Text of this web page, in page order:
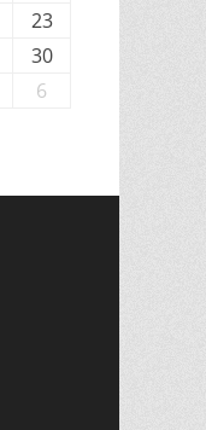
23
30
6